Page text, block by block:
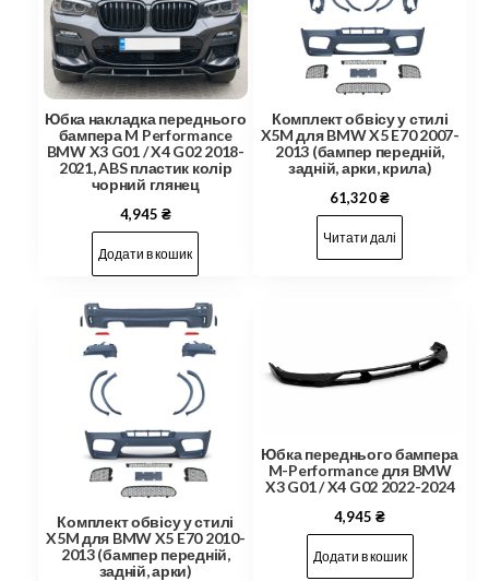
Юбка накладка переднього
бампера M Performance
BMW X3 G01 / X4 G02 2018-
2021, ABS пластик колір
чорний глянец
4,945 ₴
Додати в кошик
Комплект обвісу у стилі
X5M для BMW X5 E70 2007-
2013 (бампер передній,
задній, арки, крила)
61,320₴
Читати далі
Комплект обвісу у стилі
X5M для BMW X5 E70 2010-
2013 (бампер передній,
задній, арки)
Юбка переднього бампера
M-Performance для BMW
X3 G01 / X4 G02 2022-2024
4,945₴
Додати в кошик